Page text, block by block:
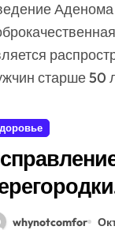
старше 50
whynotcomfor